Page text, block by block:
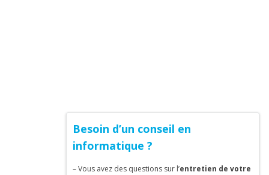
Besoin d’un conseil en
informatique ?
– Vous avez des questions sur l’entretien de votre